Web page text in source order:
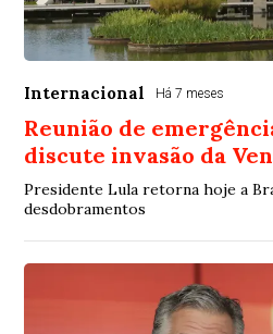
Internacional Há 7 meses
Reunião de
discute invasão da
Presidente Lula retorna hoje a
desdobramentos